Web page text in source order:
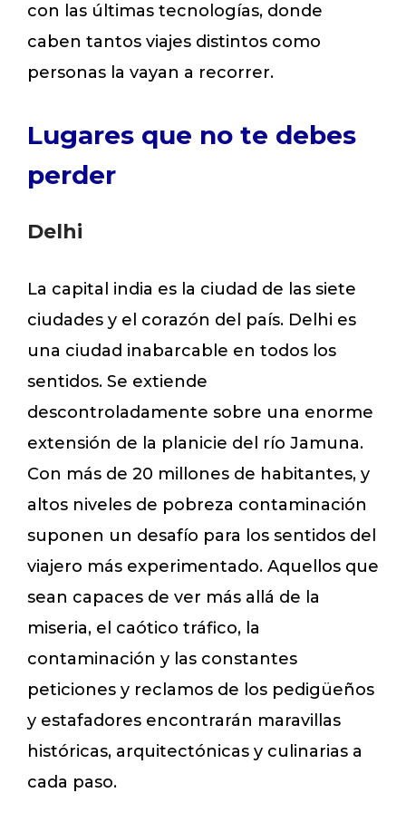
con las últimas tecnologías, donde
caben tantos viajes distintos como
personas la vayan a recorrer.
Lugares que no te debes
perder
Delhi
La capital india es la ciudad de las siete
ciudades y el corazón del país. Delhi es
una ciudad inabarcable en todos los
sentidos. Se extiende
descontroladamente sobre una enorme
extensión de la planicie del río Jamuna.
Con más de 20 millones de habitantes, y
altos niveles de pobreza contaminación
suponen un desafío para los sentidos del
viajero más experimentado. Aquellos que
sean capaces de ver más allá de la
miseria, el caótico tráfico, la
contaminación y las constantes
peticiones y reclamos de los pedigüeños
y estafadores encontrarán maravillas
históricas, arquitectónicas y culinarias a
cada paso.